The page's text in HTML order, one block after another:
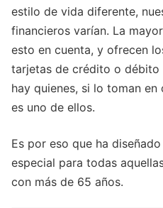
estilo de vida diferente,
financieros varían. La
esto en cuenta, y ofrecen
tarjetas de crédito o débito
hay quienes, si lo toman en
es uno de ellos.
Es por eso que ha
especial para todas
con más de 65 años.